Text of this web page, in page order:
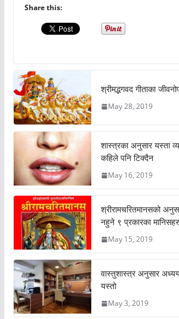
Share this:
श्रीमद्भगवद गीताका
May 28, 2019
शास्त्रका अनुसार यस्ता
कहिले पनि टिक्दैन
May 16, 2019
श्रीरामचरितमानसको
नहुने ९ प्रकारका
May 15, 2019
वास्तुशास्त्र अनुसार
यस्तो
May 3, 2019